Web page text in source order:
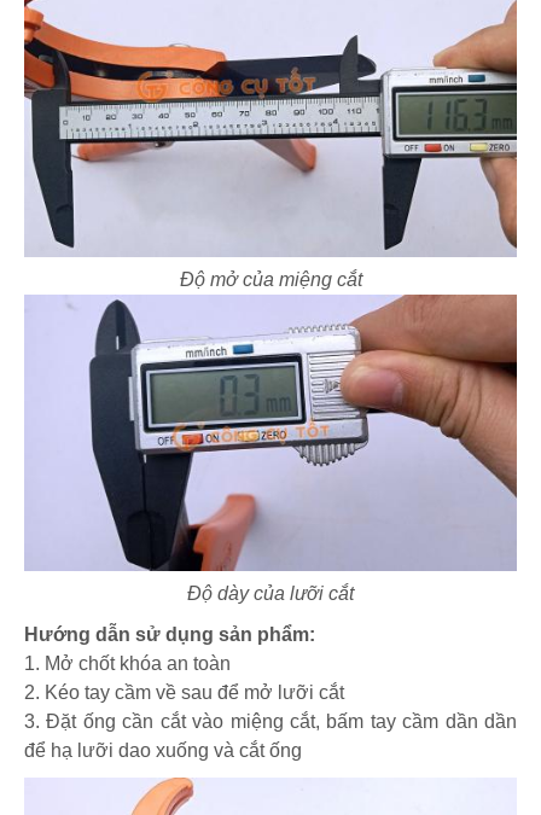
Độ mở của miệng cắt
Độ dày của lưỡi cắt
Hướng dẫn sử dụng sản phẩm:
1. Mở chốt khóa an toàn
2. Kéo tay cầm về sau để mở lưỡi cắt
3. Đặt ống cần cắt vào miệng cắt, bấm tay cầm dần dần
để hạ lưỡi dao xuống và cắt ống